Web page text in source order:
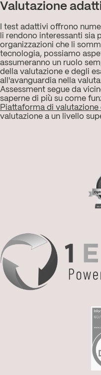
Valutazione
I test adattivi offrono
li rendono interessanti sia
organizzazioni che li
tecnologia, possiamo
assumeranno un ruolo
della valutazione e degli
all'avanguardia nella
Assessment segue da
saperne di più su come
Piattaforma di valutazione
valutazione a un livello